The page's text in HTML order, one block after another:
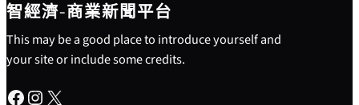
智經濟-商業新聞平台
This may be a good place to introduce yourself and
your site or include some credits.
Facebook Instagram X